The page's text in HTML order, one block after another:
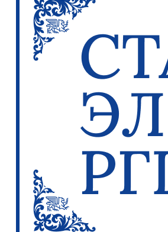
Previous